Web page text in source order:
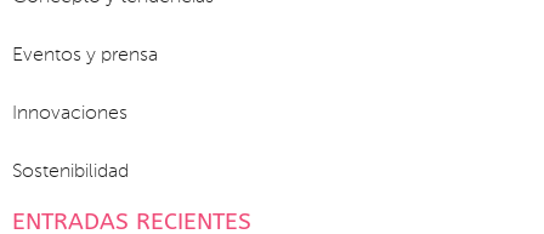
Eventos y prensa
Innovaciones
Sostenibilidad
ENTRADAS RECIENTES